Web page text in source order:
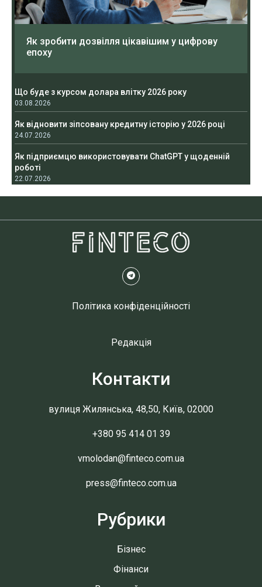
Як зробити дозвілля цікавішим у цифрову
епоху
Що буде з курсом долара влітку 2026 року
03.08.2026
Як відновити зіпсовану кредитну історію у 2026 році
24.07.2026
Як підприємцю використовувати ChatGPT у щоденній
роботі
22.07.2026
Політика конфіденційності
Редакція
Контакти
вулиця Жилянська, 48,50, Київ, 02000
+380 95 414 01 39
vmolodan@finteco.com.ua
press@finteco.com.ua
Рубрики
Бізнес
Фінанси